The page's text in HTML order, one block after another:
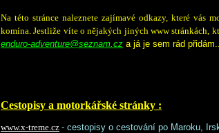
Na této stránce naleznete zajímavé odkazy, které
komína. Jestliže víte o nějakých jiných www stránkách,
enduro-adventure@seznam.cz a já je sem rád
Cestopisy a motorkářské stránky :
www.x-treme.cz - cestopisy o cestování po Maroku,